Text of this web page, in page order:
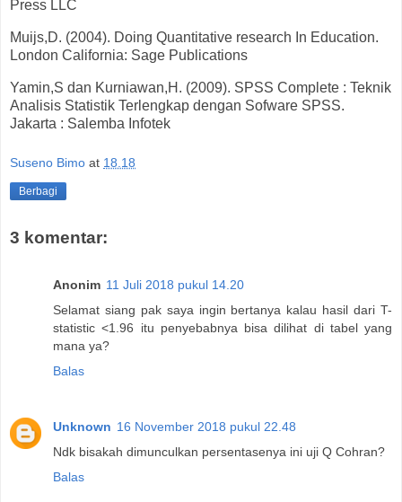
Press LLC
Muijs,D. (2004). Doing Quantitative research In Education.
London California: Sage Publications
Yamin,S dan Kurniawan,H. (2009). SPSS Complete : Teknik
Analisis Statistik Terlengkap dengan Sofware SPSS.
Jakarta : Salemba Infotek
Suseno Bimo at 18.18
Berbagi
3 komentar:
Anonim 11 Juli 2018 pukul 14.20
Selamat siang pak saya ingin bertanya kalau hasil dari T-
statistic <1.96 itu penyebabnya bisa dilihat di tabel yang
mana ya?
Balas
Unknown 16 November 2018 pukul 22.48
Ndk bisakah dimunculkan persentasenya ini uji Q Cohran?
Balas